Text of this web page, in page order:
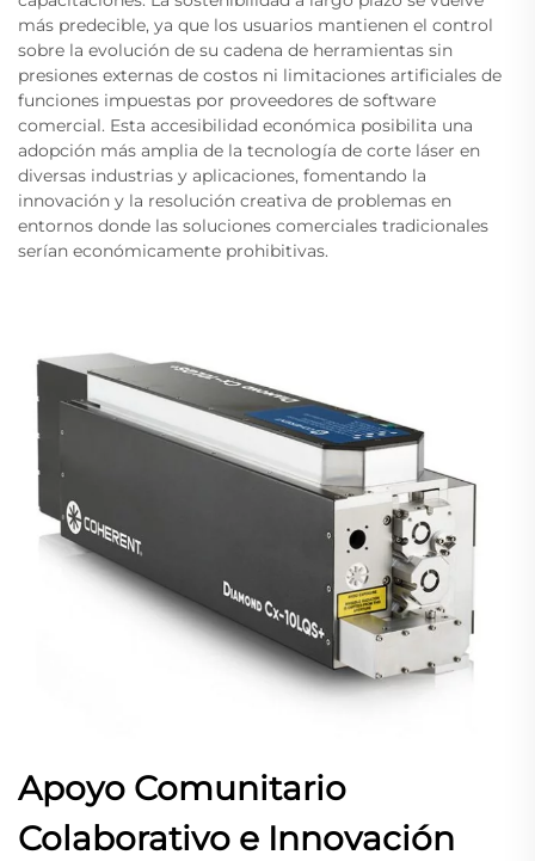
más predecible, ya que los usuarios mantienen el control
sobre la evolución de su cadena de herramientas sin
presiones externas de costos ni limitaciones artificiales de
funciones impuestas por proveedores de software
comercial. Esta accesibilidad económica posibilita una
adopción más amplia de la tecnología de corte láser en
diversas industrias y aplicaciones, fomentando la
innovación y la resolución creativa de problemas en
entornos donde las soluciones comerciales tradicionales
serían económicamente prohibitivas.
Apoyo Comunitario
Colaborativo e Innovación